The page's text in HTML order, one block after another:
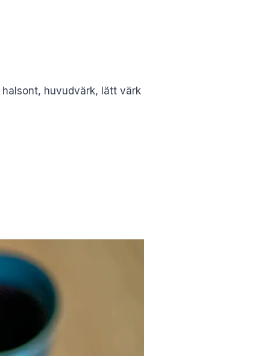
huvudvärk, lätt värk